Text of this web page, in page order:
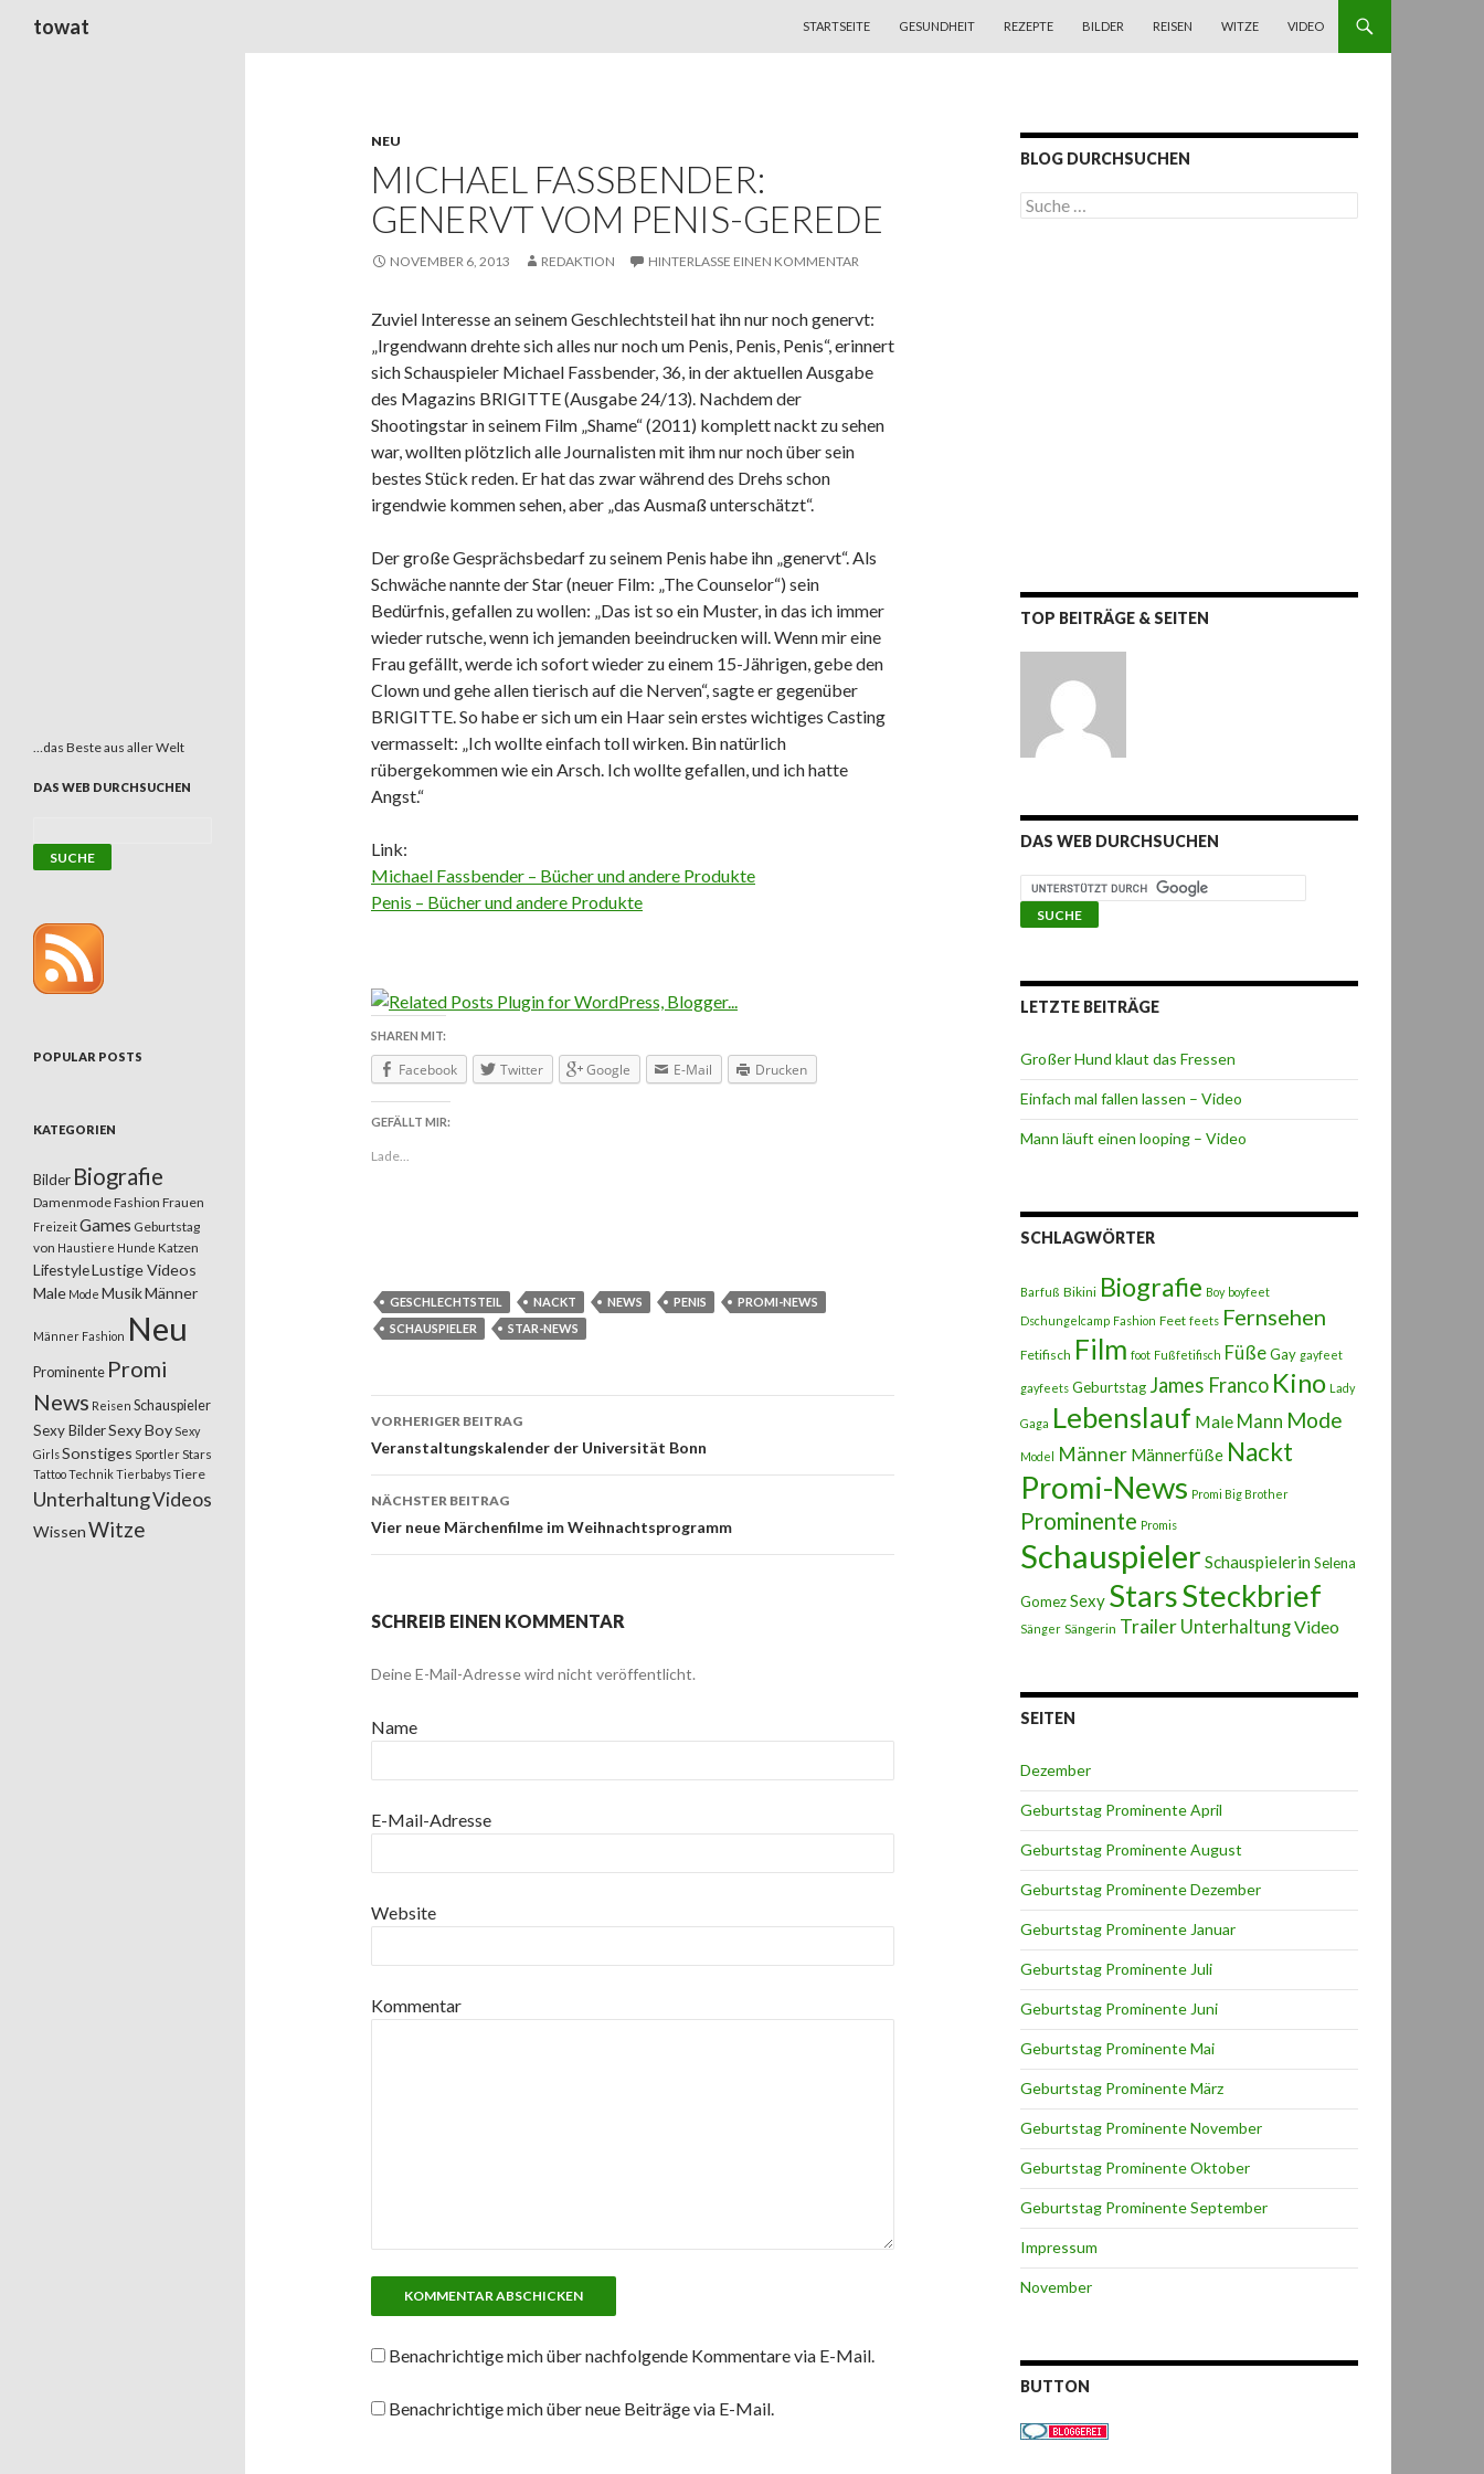
towat
STARTSEITE
GESUNDHEIT REZEPTE BILDER REISEN WITZE VIDEO
NEU
MICHAEL FASSBENDER:
GENERVT VOM PENIS-GEREDE
NOVEMBER 6, 2013 REDAKTION HINTERLASSE EINEN KOMMENTAR
Zuviel Interesse an seinem Geschlechtsteil hat ihn nur noch genervt:
„Irgendwann drehte sich alles nur noch um Penis, Penis, Penis“, erinnert
sich Schauspieler Michael Fassbender, 36, in der aktuellen Ausgabe
des Magazins BRIGITTE (Ausgabe 24/13). Nachdem der
Shootingstar in seinem Film „Shame“ (2011) komplett nackt zu sehen
war, wollten plötzlich alle Journalisten mit ihm nur noch über sein
bestes Stück reden. Er hat das zwar während des Drehs schon
irgendwie kommen sehen, aber „das Ausmaß unterschätzt“.
Der große Gesprächsbedarf zu seinem Penis habe ihn „genervt“. Als
Schwäche nannte der Star (neuer Film: „The Counselor“) sein
Bedürfnis, gefallen zu wollen: „Das ist so ein Muster, in das ich immer
wieder rutsche, wenn ich jemanden beeindrucken will. Wenn mir eine
Frau gefällt, werde ich sofort wieder zu einem 15-Jährigen, gebe den
Clown und gehe allen tierisch auf die Nerven“, sagte er gegenüber
BRIGITTE. So habe er sich um ein Haar sein erstes wichtiges Casting
vermasselt: „Ich wollte einfach toll wirken. Bin natürlich
rübergekommen wie ein Arsch. Ich wollte gefallen, und ich hatte
Angst.“
Link:
Michael Fassbender – Bücher und andere Produkte
Penis – Bücher und andere Produkte
SHAREN MIT:
Facebook Twitter Google E-Mail Drucken
GEFÄLLT MIR:
Lade...
GESCHLECHTSTEIL NACKT NEWS PENIS
PROMI-NEWS
SCHAUSPIELER
STAR-NEWS
Beitragsnavigation
VORHERIGER BEITRAG
Veranstaltungskalender der Universität Bonn
NÄCHSTER BEITRAG
Vier neue Märchenfilme im Weihnachtsprogramm
SCHREIB EINEN KOMMENTAR
Deine E-Mail-Adresse wird nicht veröffentlicht.
Name
E-Mail-Adresse
Website
Kommentar
Benachrichtige mich über nachfolgende Kommentare via E-Mail.
Benachrichtige mich über neue Beiträge via E-Mail.
BLOG DURCHSUCHEN
S
u
TOP BEITRÄGE & SEITEN
DAS WEB DURCHSUCHEN
LETZTE BEITRÄGE
Großer Hund klaut das Fressen
Einfach mal fallen lassen – Video
Mann läuft einen looping – Video
SCHLAGWÖRTER
Barfuß Bikini Biografie Boy boyfeet
Dschungelcamp Fashion Feet feets Fernsehen
Fetifisch Film foot Fußfetifisch FüßeGay gayfeet
gayfeets Geburtstag James Franco Kino Lady
Gaga Lebenslauf Male Mann Mode
Model Männer Männerfüße Nackt
Promi-News Promi Big Brother
Prominente Promis
Schauspieler Schauspielerin Selena
GomezSexy StarsSteckbrief
Sänger Sängerin Trailer UnterhaltungVideo
SEITEN
Dezember
Geburtstag Prominente April
Geburtstag Prominente August
Geburtstag Prominente Dezember
Geburtstag Prominente Januar
Geburtstag Prominente Juli
Geburtstag Prominente Juni
Geburtstag Prominente Mai
Geburtstag Prominente März
Geburtstag Prominente November
Geburtstag Prominente Oktober
Geburtstag Prominente September
Impressum
November
BUTTON
…das Beste aus aller Welt
DAS WEB DURCHSUCHEN
POPULAR POSTS
KATEGORIEN
Bilder Biografie
DamenmodeFashion Frauen
FreizeitGames Geburtstag
von Haustiere Hunde Katzen
LifestyleLustige Videos
Male Mode MusikMänner
Männer Fashion Neu
Prominente Promi
News Reisen Schauspieler
Sexy BilderSexy Boy Sexy
GirlsSonstiges SportlerStars
TattooTechnikTierbabysTiere
UnterhaltungVideos
WissenWitze